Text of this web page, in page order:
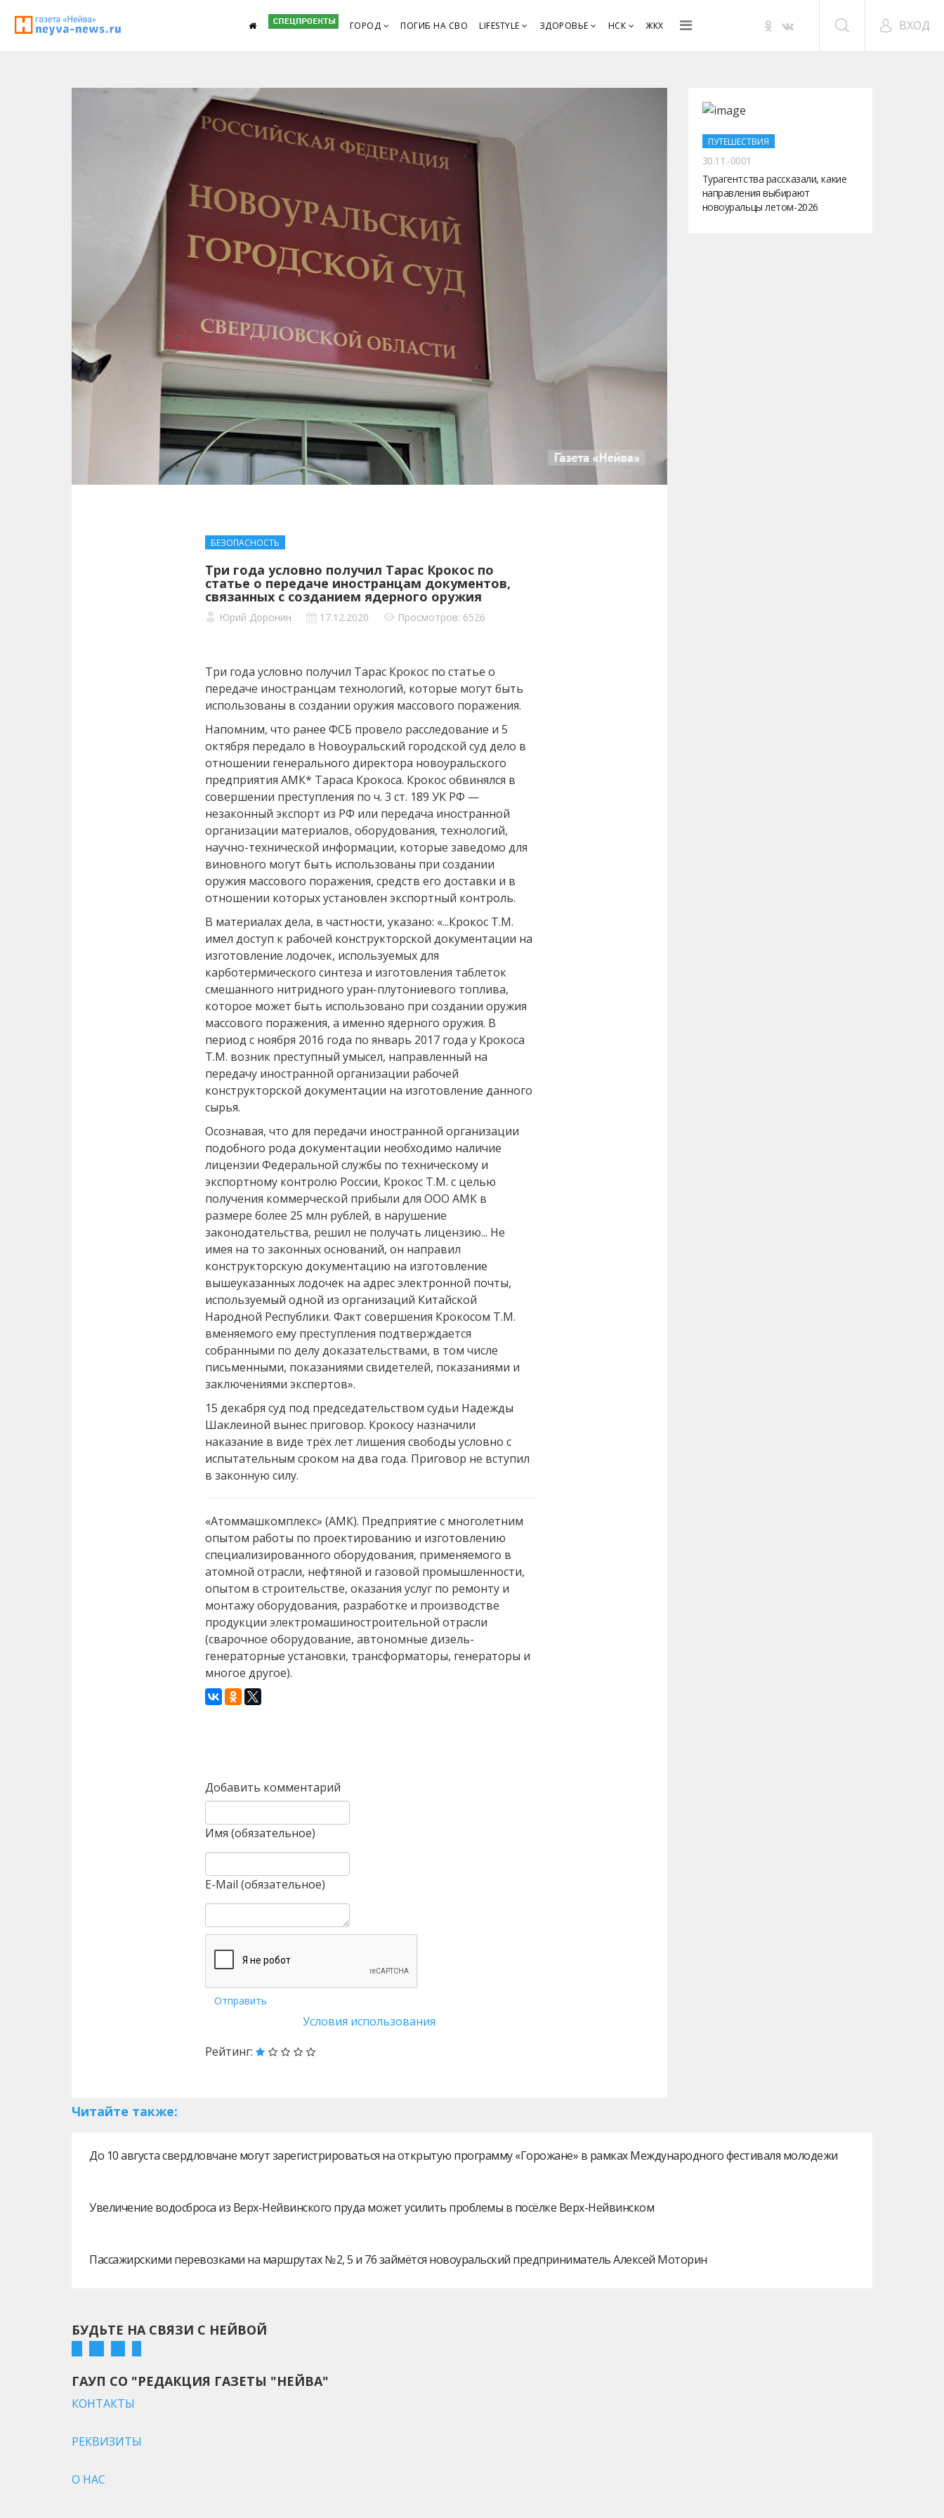
ГОРОД ПОГИБ НА СВО LIFESTYLE ЗДОРОВЬЕ НСК ЖКХ ВХОД
БЕЗОПАСНОСТЬ
Три года условно получил Тарас Крокос по
статье о передаче иностранцам документов,
связанных с созданием ядерного оружия
Юрий Доронин 17.12.2020 Просмотров: 6526
Три года условно получил Тарас Крокос по статье о
передаче иностранцам технологий, которые могут быть
использованы в создании оружия массового поражения.
Напомним, что ранее ФСБ провело расследование и 5
октября передало в Новоуральский городской суд дело в
отношении генерального директора новоуральского
предприятия АМК* Тараса Крокоса. Крокос обвинялся в
совершении преступления по ч. 3 ст. 189 УК РФ —
незаконный экспорт из РФ или передача иностранной
организации материалов, оборудования, технологий,
научно-технической информации, которые заведомо для
виновного могут быть использованы при создании
оружия массового поражения, средств его доставки и в
отношении которых установлен экспортный контроль.
В материалах дела, в частности, указано: «...Крокос Т.М.
имел доступ к рабочей конструкторской документации на
изготовление лодочек, используемых для
карботермического синтеза и изготовления таблеток
смешанного нитридного уран-плутониевого топлива,
которое может быть использовано при создании оружия
массового поражения, а именно ядерного оружия. В
период с ноября 2016 года по январь 2017 года у Крокоса
Т.М. возник преступный умысел, направленный на
передачу иностранной организации рабочей
конструкторской документации на изготовление данного
сырья.
Осознавая, что для передачи иностранной организации
подобного рода документации необходимо наличие
лицензии Федеральной службы по техническому и
экспортному контролю России, Крокос Т.М. с целью
получения коммерческой прибыли для ООО АМК в
размере более 25 млн рублей, в нарушение
законодательства, решил не получать лицензию... Не
имея на то законных оснований, он направил
конструкторскую документацию на изготовление
вышеуказанных лодочек на адрес электронной почты,
используемый одной из организаций Китайской
Народной Республики. Факт совершения Крокосом Т.М.
вменяемого ему преступления подтверждается
собранными по делу доказательствами, в том числе
письменными, показаниями свидетелей, показаниями и
заключениями экспертов».
15 декабря суд под председательством судьи Надежды
Шаклеиной вынес приговор. Крокосу назначили
наказание в виде трёх лет лишения свободы условно с
испытательным сроком на два года. Приговор не вступил
в законную силу.
«Атоммашкомплекс» (АМК). Предприятие с многолетним
опытом работы по проектированию и изготовлению
специализированного оборудования, применяемого в
атомной отрасли, нефтяной и газовой промышленности,
опытом в строительстве, оказания услуг по ремонту и
монтажу оборудования, разработке и производстве
продукции электромашиностроительной отрасли
(сварочное оборудование, автономные дизель-
генераторные установки, трансформаторы, генераторы и
многое другое).
Добавить комментарий
Имя (обязательное)
E-Mail (обязательное)
Отправить
Условия использования
Рейтинг:
ПУТЕШЕСТВИЯ
30.11.-0001
Турагентства рассказали, какие
направления выбирают
новоуральцы летом-2026
Читайте также:
До 10 августа свердловчане могут зарегистрироваться на открытую программу «Горожане» в рамках Международного фестиваля молодежи
Увеличение водосброса из Верх-Нейвинского пруда может усилить проблемы в посёлке Верх-Нейвинском
Пассажирскими перевозками на маршрутах № 2, 5 и 76 займётся новоуральский предприниматель Алексей Моторин
БУДЬТЕ НА СВЯЗИ С НЕЙВОЙ
ГАУП СО "РЕДАКЦИЯ ГАЗЕТЫ "НЕЙВА"
КОНТАКТЫ
РЕКВИЗИТЫ
О НАС